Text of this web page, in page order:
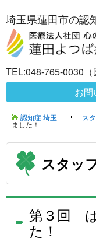
埼玉県蓮田市の認
TEL:048-765-0030（
お問
認知症 埼玉 ス
ました！
スタッ
第３回
た！